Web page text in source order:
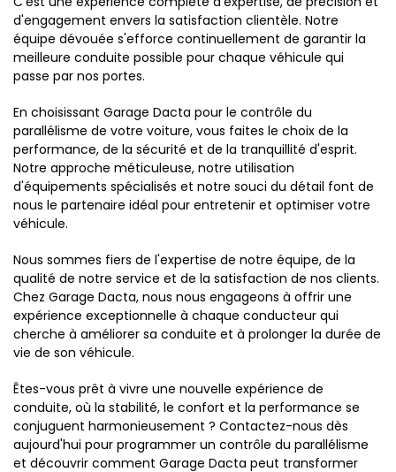
d'engagement envers la satisfaction clientèle. Notre
équipe dévouée s'efforce continuellement de garantir la
meilleure conduite possible pour chaque véhicule qui
passe par nos portes.
En choisissant Garage Dacta pour le contrôle du
parallélisme de votre voiture, vous faites le choix de la
performance, de la sécurité et de la tranquillité d'esprit.
Notre approche méticuleuse, notre utilisation
d'équipements spécialisés et notre souci du détail font de
nous le partenaire idéal pour entretenir et optimiser votre
véhicule.
Nous sommes fiers de l'expertise de notre équipe, de la
qualité de notre service et de la satisfaction de nos clients.
Chez Garage Dacta, nous nous engageons à offrir une
expérience exceptionnelle à chaque conducteur qui
cherche à améliorer sa conduite et à prolonger la durée de
vie de son véhicule.
Êtes-vous prêt à vivre une nouvelle expérience de
conduite, où la stabilité, le confort et la performance se
conjuguent harmonieusement ? Contactez-nous dès
aujourd'hui pour programmer un contrôle du parallélisme
et découvrir comment Garage Dacta peut transformer